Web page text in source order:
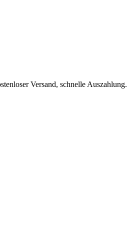
Versand, schnelle Auszahlung.